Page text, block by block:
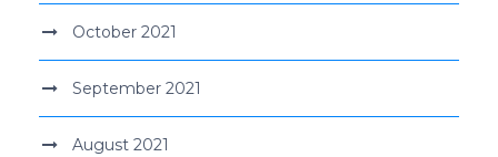
October 2021
September 2021
August 2021